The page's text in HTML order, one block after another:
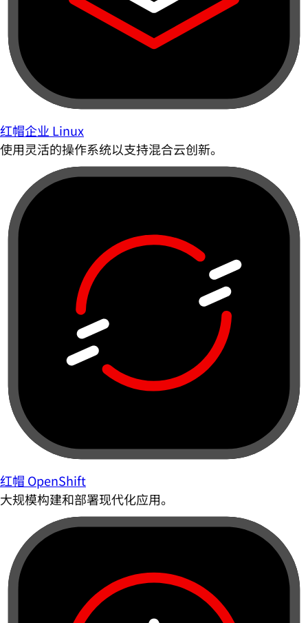
红帽企业 Linux
使用灵活的操作系统以支持混合云创新。
红帽 OpenShift
大规模构建和部署现代化应用。